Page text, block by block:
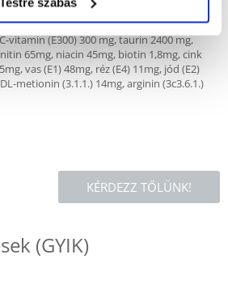
D 3-vitamin (E671) 940 NE, E-vitamin (α-
vitamin (E300) 300 mg, taurin 2400 mg,
65mg, niacin 45mg, biotin 1,8mg, cink
vas (E1) 48mg, réz (E4) 11mg, jód (E2)
metionin (3.1.1.) 14mg, arginin (3c3.6.1.)
KÉRDEZZ TŐLÜNK!
(GYIK)